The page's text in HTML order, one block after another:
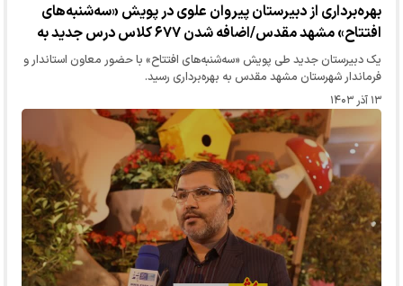
بهره‌برداری از دبیرستان پیروان علوی در پویش «سه‌شنبه‌های
افتتاح» مشهد مقدس/اضافه شدن ۶۷۷ کلاس درس جدید به
ظرفیت آموزشی شهرستان
یک دبیرستان جدید طی پویش «سه‌شنبه‌های افتتاح» با حضور معاون استاندار و
فرماندار شهرستان مشهد مقدس به بهره‌برداری رسید.
۱۳ آذر ۱۴۰۳